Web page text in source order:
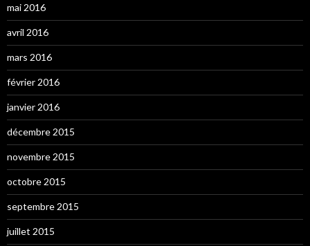
mai 2016
avril 2016
mars 2016
février 2016
janvier 2016
décembre 2015
novembre 2015
octobre 2015
septembre 2015
juillet 2015